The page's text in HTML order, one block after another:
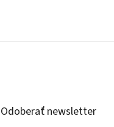
Odoberať newsletter